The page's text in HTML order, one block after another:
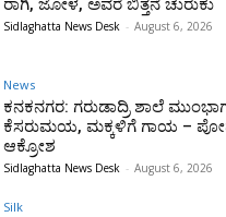
ರಾಗಿ, ಜೋಳ, ಅವರೆ ಬಿತ್ತನೆ ಚುರುಕು
Sidlaghatta News Desk - August 6, 2026
News
ಕನಕನಗರ: ಗರುಡಾದ್ರಿ ಶಾಲೆ
ಕೆಸರುಮಯ, ಮಕ್ಕಳಿಗೆ ಗಾಯ –
ಆಕ್ರೋಶ
Sidlaghatta News Desk - August 6, 2026
Silk